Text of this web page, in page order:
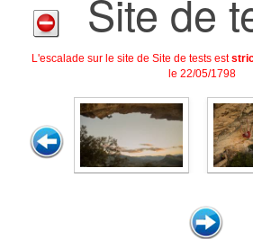
Site de
L'escalade sur le site de Site de tests est
le 22/05/1798